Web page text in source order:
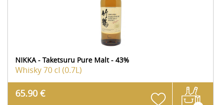
NIKKA - Taketsuru Pure Malt - 43%
Whisky70 cl (0.7L)
65.90 €